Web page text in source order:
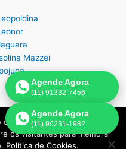
Mazzei
Ar-Condicionado | Criado por:
.
Agende Agora
(11) 91332-7456
Agende Agora
(11) 96231-1982
que podem conter
os visitantes para melhorar
Política de Cookies.